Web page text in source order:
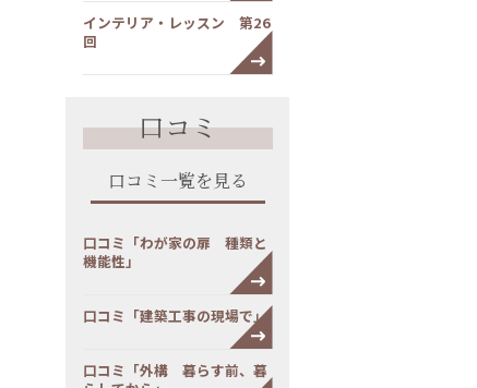
インテリア・レッスン 第26
回
口コミ
口コミ一覧を見る
口コミ「わが家の扉 種類と
機能性」
口コミ「建築工事の現場で」
口コミ「外構 暮らす前、暮